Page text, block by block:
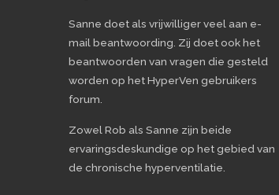
Sanne doet als vrijwilliger veel aan e-
mail beantwoording. Zij doet ook het
beantwoorden van vragen die gesteld
worden op het HyperVen gebruikers
forum.
Zowel Rob als Sanne zijn beide
ervaringsdeskundige op het gebied van
de chronische hyperventilatie.